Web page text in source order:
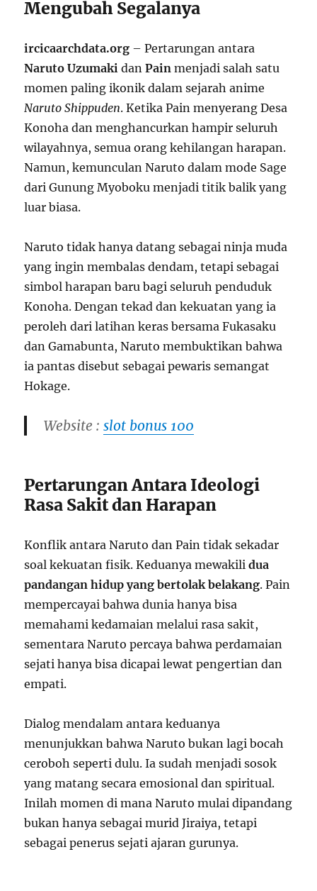
Mengubah Segalanya
ircicaarchdata.org – Pertarungan antara
Naruto Uzumaki danPain menjadi salah satu
momen paling ikonik dalam sejarah anime
Naruto Shippuden. Ketika Pain menyerang Desa
Konoha dan menghancurkan hampir seluruh
wilayahnya, semua orang kehilangan harapan.
Namun, kemunculan Naruto dalam mode Sage
dari Gunung Myoboku menjadi titik balik yang
luar biasa.
Naruto tidak hanya datang sebagai ninja muda
yang ingin membalas dendam, tetapi sebagai
simbol harapan baru bagi seluruh penduduk
Konoha. Dengan tekad dan kekuatan yang ia
peroleh dari latihan keras bersama Fukasaku
dan Gamabunta, Naruto membuktikan bahwa
ia pantas disebut sebagai pewaris semangat
Hokage.
Website :slot bonus 100
Pertarungan Antara Ideologi
Rasa Sakit dan Harapan
Konflik antara Naruto dan Pain tidak sekadar
soal kekuatan fisik. Keduanya mewakilidua
pandangan hidup yang bertolak belakang. Pain
mempercayai bahwa dunia hanya bisa
memahami kedamaian melalui rasa sakit,
sementara Naruto percaya bahwa perdamaian
sejati hanya bisa dicapai lewat pengertian dan
empati.
Dialog mendalam antara keduanya
menunjukkan bahwa Naruto bukan lagi bocah
ceroboh seperti dulu. Ia sudah menjadi sosok
yang matang secara emosional dan spiritual.
Inilah momen di mana Naruto mulai dipandang
bukan hanya sebagai murid Jiraiya, tetapi
sebagai penerus sejati ajaran gurunya.